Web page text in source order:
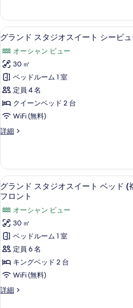
イ
ー
ト
シ
ー
ビ
ュ
ー
の
す
の
写
真
を
表
示
す
る
ア
ス
タ
オ
ス
イ
ー
ト
シ
ー
ビ
ュ
ー
細
グ
ン
ド
ス
タ
ジ
ス
ー
ト
シ
ー
ビ
ュ
ー
の
す
べ
て
グラ
7
グランド スタジオスイート シービ
オーシャン ビュー
30 ㎡
ベッドルーム 1 室
定員 4 名
クイーンベッド 2 台
WiFi (無料)
詳細
グ
ス
タ
ジ
オ
ス
イ
ー
ト
シ
ー
ュ
ー
詳
グ
ラ
ン
ド
ス
タ
ジ
オ
ス
グラ
6
グランド スタジオスイート ベッド (
フロント
オーシャン ビュー
30 ㎡
ベッドルーム 1 室
定員 6 名
キングベッド 2 台
WiFi (無料)
詳細
グ